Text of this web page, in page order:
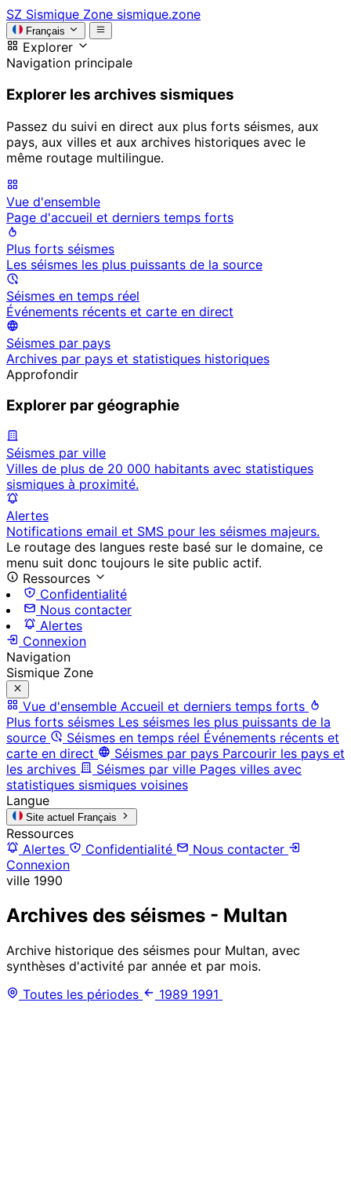
SZ Sismique Zone sismique.zone
Français
Explorer
Navigation principale
Explorer les archives sismiques
Passez du suivi en direct aux plus forts séismes, aux
pays, aux villes et aux archives historiques avec le
même routage multilingue.
Vue d'ensemble
Page d'accueil et derniers temps forts
Plus forts séismes
Les séismes les plus puissants de la source
Séismes en temps réel
Événements récents et carte en direct
Séismes par pays
Archives par pays et statistiques historiques
Approfondir
Explorer par géographie
Séismes par ville
Villes de plus de 20 000 habitants avec statistiques
sismiques à proximité.
Alertes
Notifications email et SMS pour les séismes majeurs.
Le routage des langues reste basé sur le domaine, ce
menu suit donc toujours le site public actif.
Ressources
Confidentialité
Nous contacter
Alertes
Connexion
Navigation
Sismique Zone
Vue d'ensemble Accueil et derniers temps forts
Plus forts séismes Les séismes les plus puissants de la
source
Séismes en temps réel Événements récents et
carte en direct
Séismes par pays Parcourir les pays et
les archives
Séismes par ville Pages villes avec
statistiques sismiques voisines
Langue
Site actuel Français
Ressources
Alertes
Confidentialité
Nous contacter
Connexion
ville 1990
Archives des séismes - Multan
Archive historique des séismes pour Multan, avec
synthèses d'activité par année et par mois.
Toutes les périodes
1989 1991